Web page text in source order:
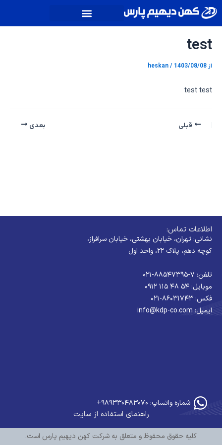
پرش
به
محتوا
test
از heskan/ 1403/08/08
test test
پیمایش
نوشته
قبلی بعدی
اطلاعات تماس:
نشانی: تهران، خیابان بهشتی، خیابان سرافراز،
کوچه دهم، پلاک ۲۲، واحد اول
تلفن: ۷-۸۸۵۴۷۳۹۵-۰۲۱
موبایل: ۵۴ ۴۸ ۱۱۵ ۰۹۱۲
فکس: ۸۶۰۳۱۷۴۳-۰۲۱
ایمیل: info@kdp-co.com
شماره واتساپ: ۹۸۹۳۳۰۴۸۳۰۷۰+
راهنمای استفاده از سایت
کلیه حقوق محفوظ و متعلق به شرکت کهن دیهیم پارس است.